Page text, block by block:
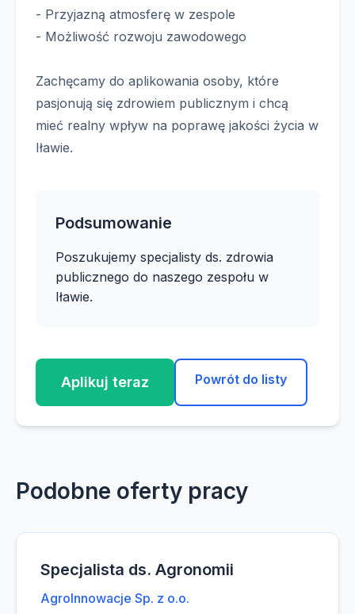
- Przyjazną atmosferę w zespole
- Możliwość rozwoju zawodowego
Zachęcamy do aplikowania osoby, które
pasjonują się zdrowiem publicznym i chcą
mieć realny wpływ na poprawę jakości życia w
Iławie.
Podsumowanie
Poszukujemy specjalisty ds. zdrowia
publicznego do naszego zespołu w
Iławie.
Aplikuj teraz Powrót do listy
Podobne oferty pracy
Specjalista ds. Agronomii
AgroInnowacje Sp. z o.o.